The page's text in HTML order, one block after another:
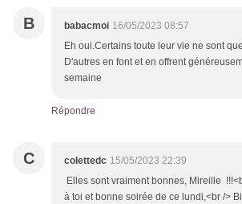
B babacmoi 16/05/2023 08:57
Eh oui.Certains toute leur vie ne sont
D'autres en font et en offrent
semaine
Répondre
C colettedc 15/05/2023 22:39
Elles sont vraiment bonnes, Mireille
à toi et bonne soirée de ce lundi,<br />